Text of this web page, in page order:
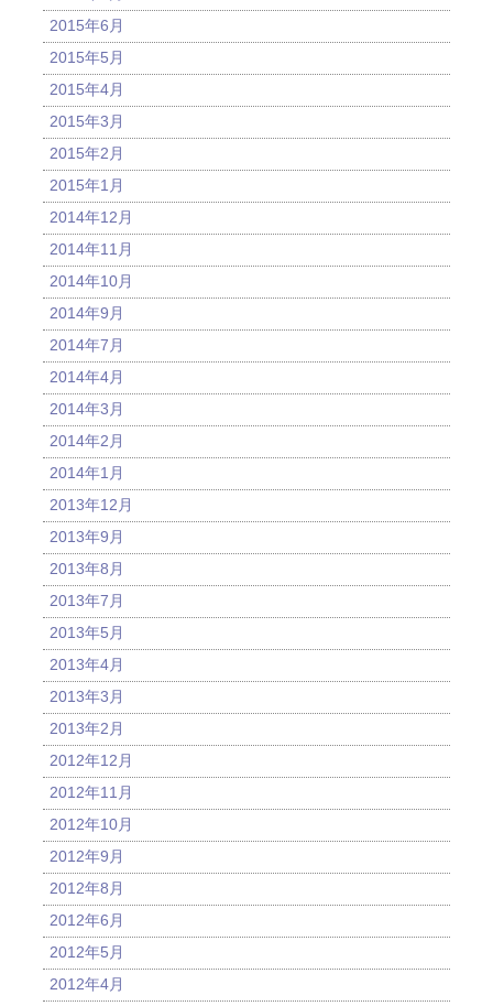
2015年6月
2015年5月
2015年4月
2015年3月
2015年2月
2015年1月
2014年12月
2014年11月
2014年10月
2014年9月
2014年7月
2014年4月
2014年3月
2014年2月
2014年1月
2013年12月
2013年9月
2013年8月
2013年7月
2013年5月
2013年4月
2013年3月
2013年2月
2012年12月
2012年11月
2012年10月
2012年9月
2012年8月
2012年6月
2012年5月
2012年4月